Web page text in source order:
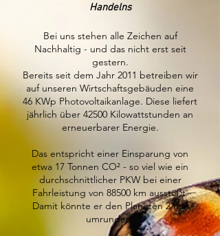
Handelns
Bei uns stehen alle Zeichen auf
Nachhaltig - und das nicht erst seit
gestern.
Bereits seit dem Jahr 2011 betreiben wir
auf unseren Wirtschaftsgebäuden eine
46 KWp Photovoltaikanlage. Diese liefert
jährlich über 42500 Kilowattstunden an
erneuerbarer Energie.
Das entspricht einer Einsparung von
etwa 17 Tonnen CO² - so viel wie ein
durchschnittlicher PKW bei einer
Fahrleistung von 88500 km ausstößt.
Damit könnte er den Planeten 2 mal
umrunden.